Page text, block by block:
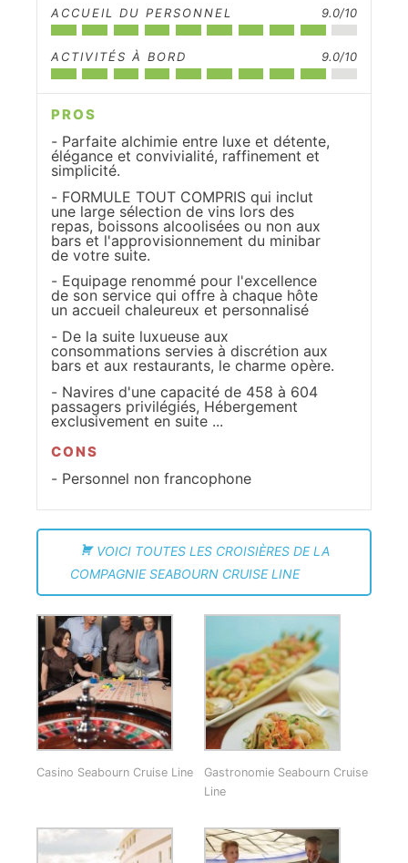
ACCUEIL DU PERSONNEL 9.0/10
ACTIVITÉS À BORD 9.0/10
PROS
Parfaite alchimie entre luxe et détente,
élégance et convivialité, raffinement et
simplicité.
FORMULE TOUT COMPRIS qui inclut
une large sélection de vins lors des
repas, boissons alcoolisées ou non aux
bars et l'approvisionnement du minibar
de votre suite.
Equipage renommé pour l'excellence
de son service qui offre à chaque hôte
un accueil chaleureux et personnalisé
De la suite luxueuse aux
consommations servies à discrétion aux
bars et aux restaurants, le charme opère.
Navires d'une capacité de 458 à 604
passagers privilégiés, Hébergement
exclusivement en suite ...
CONS
Personnel non francophone
VOICI TOUTES LES CROISIÈRES DE LA
COMPAGNIE SEABOURN CRUISE LINE
Casino Seabourn Cruise Line
Gastronomie Seabourn Cruise
Line